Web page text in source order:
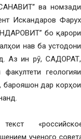
ва номзади
Искандаров Фарух
бо қарори
нав ба устодони
Аз ин рӯ, САДОРАТ,
геологияи
барояшон дар корҳои